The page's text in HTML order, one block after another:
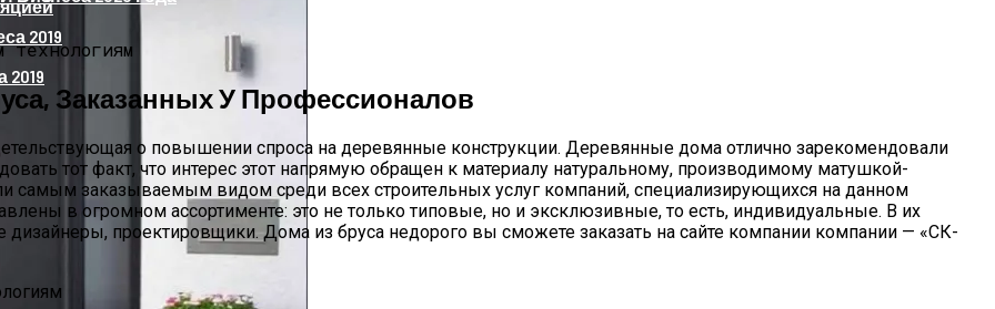
Заказанных У Профессионалов
о повышении спроса на деревянные конструкции. Деревянные дома отлично зарекомендовали
тот факт, что интерес этот напрямую обращен к материалу натуральному, производимому матушкой-
самым заказываемым видом среди всех строительных услуг компаний, специализирующихся на данном
в огромном ассортименте: это не только типовые, но и эксклюзивные, то есть, индивидуальные. В их
дизайнеры, проектировщики. Дома из бруса недорого вы сможете заказать на сайте компании компании — «СК-